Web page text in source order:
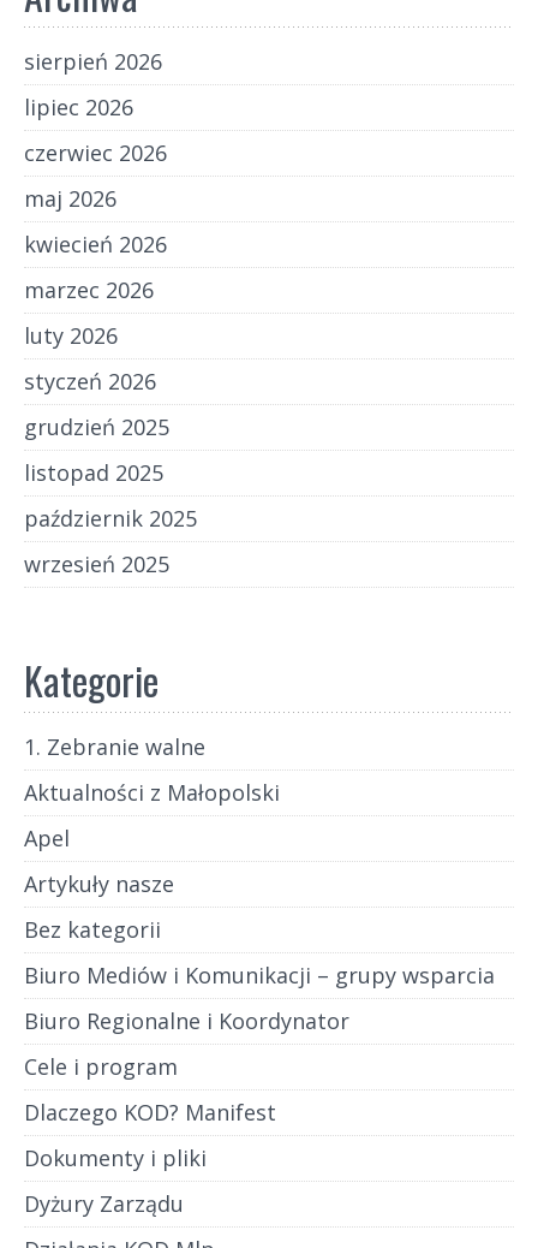
sierpień 2026
lipiec 2026
czerwiec 2026
maj 2026
kwiecień 2026
marzec 2026
luty 2026
styczeń 2026
grudzień 2025
listopad 2025
październik 2025
wrzesień 2025
Kategorie
1. Zebranie walne
Aktualności z Małopolski
Apel
Artykuły nasze
Bez kategorii
Biuro Mediów i Komunikacji – grupy wsparcia
Biuro Regionalne i Koordynator
Cele i program
Dlaczego KOD? Manifest
Dokumenty i pliki
Dyżury Zarządu